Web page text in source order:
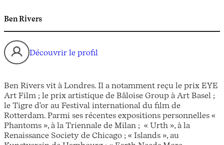
Ben Rivers
Découvrir le profil
Ben Rivers vit à Londres. Il a notamment reçu le prix EYE
Art Film ; le prix artistique de Bâloise Group à Art Basel ;
le Tigre d'or au Festival international du film de
Rotterdam. Parmi ses récentes expositions personnelles «
Phantoms », à la Triennale de Milan ; « Urth », à la
Renaissance Society de Chicago ; « Islands », au